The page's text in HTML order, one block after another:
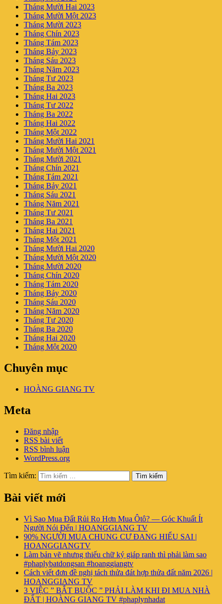
Tháng Mười Hai 2023
Tháng Mười Một 2023
Tháng Mười 2023
Tháng Chín 2023
Tháng Tám 2023
Tháng Bảy 2023
Tháng Sáu 2023
Tháng Năm 2023
Tháng Tư 2023
Tháng Ba 2023
Tháng Hai 2023
Tháng Tư 2022
Tháng Ba 2022
Tháng Hai 2022
Tháng Một 2022
Tháng Mười Hai 2021
Tháng Mười Một 2021
Tháng Mười 2021
Tháng Chín 2021
Tháng Tám 2021
Tháng Bảy 2021
Tháng Sáu 2021
Tháng Năm 2021
Tháng Tư 2021
Tháng Ba 2021
Tháng Hai 2021
Tháng Một 2021
Tháng Mười Hai 2020
Tháng Mười Một 2020
Tháng Mười 2020
Tháng Chín 2020
Tháng Tám 2020
Tháng Bảy 2020
Tháng Sáu 2020
Tháng Năm 2020
Tháng Tư 2020
Tháng Ba 2020
Tháng Hai 2020
Tháng Một 2020
Chuyên mục
HOÀNG GIANG TV
Meta
Đăng nhập
RSS bài viết
RSS bình luận
WordPress.org
Tìm kiếm: Tìm kiếm
Bài viết mới
Vì Sao Mua Đất Rủi Ro Hơn Mua Ôtô? — Góc Khuất Ít
Người Nói Đến | HOANGGIANG TV
90% NGƯỜI MUA CHUNG CƯ ĐANG HIỂU SAI |
HOANGGIANGTV
Làm bản vẽ nhưng thiếu chữ ký giáp ranh thì phải làm sao
#phaplybatdongsan #hoanggiangtv
Cách viết đơn đề nghị tách thửa đát hợp thửa đất năm 2026 |
HOANGGIANG TV
3 VIỆC ” BẮT BUỘC ” PHẢI LÀM KHI ĐI MUA NHÀ
ĐẤT | HOÀNG GIANG TV #phaplynhadat